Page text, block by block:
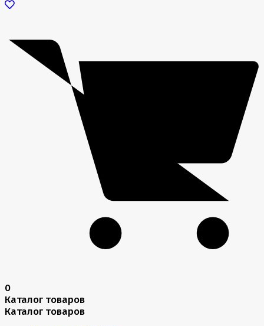
0
Каталог товаров
Каталог товаров